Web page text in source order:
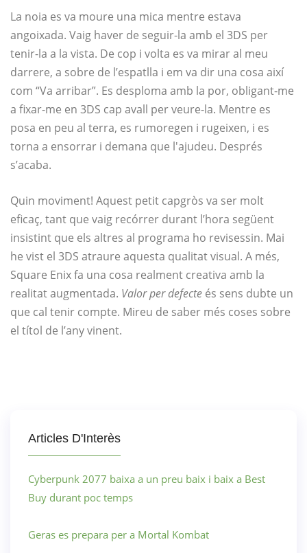
La noia es va moure una mica mentre estava
angoixada. Vaig haver de seguir-la amb el 3DS per
tenir-la a la vista. De cop i volta es va mirar al meu
darrere, a sobre de l’espatlla i em va dir una cosa així
com “Va arribar”. Es desploma amb la por, obligant-me
a fixar-me en 3DS cap avall per veure-la. Mentre es
posa en peu al terra, es rumoregen i rugeixen, i es
torna a ensorrar i demana que l'ajudeu. Després
s’acaba.
Quin moviment! Aquest petit capgròs va ser molt
eficaç, tant que vaig recórrer durant l’hora següent
insistint que els altres al programa ho revisessin. Mai
he vist el 3DS atraure aquesta qualitat visual. A més,
Square Enix fa una cosa realment creativa amb la
realitat augmentada. Valor per defecte és sens dubte un
que cal tenir compte. Mireu de saber més coses sobre
el títol de l’any vinent.
Articles D'Interès
Cyberpunk 2077 baixa a un preu baix i baix a Best
Buy durant poc temps
Geras es prepara per a Mortal Kombat